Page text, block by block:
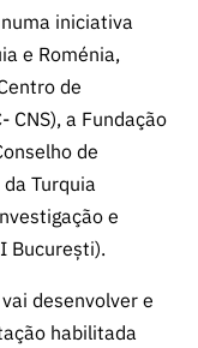
PRR –
“Ciência +
Digital” e
“Ciência +
Capacitaç
iniciativa
e Roménia,
de
CNS), a Fundação
de
Turquia
e
București).
desenvolver e
habilitada